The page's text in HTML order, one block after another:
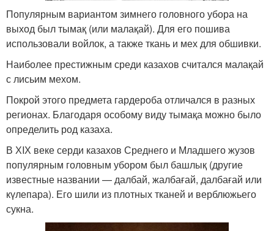
Популярным вариантом зимнего головного убора на
выход был тымақ (или малақай). Для его пошива
использовали войлок, а также ткань и мех для обшивки.
Наиболее престижным среди казахов считался малақай
с лисьим мехом.
Покрой этого предмета гардероба отличался в разных
регионах. Благодаря особому виду тымақа можно было
определить род казаха.
В ХIХ веке серди казахов Среднего и Младшего жузов
популярным головным убором был башлық (другие
известные названии — далбай, жалбағай, далбағай или
күлепара). Его шили из плотных тканей и верблюжьего
сукна.